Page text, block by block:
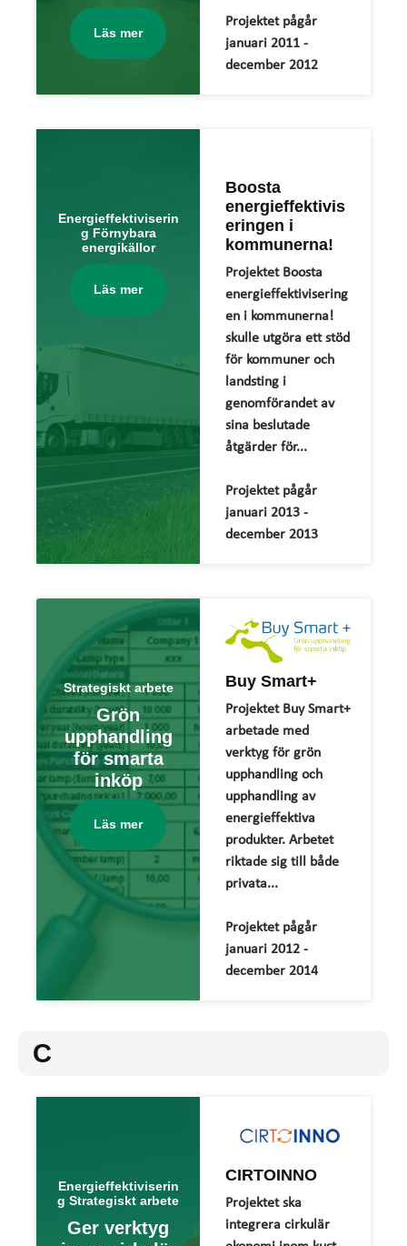
Läs mer
Projektet pågår
januari 2011 -
december 2012
Energieffektiviserin
g Förnybara
energikällor
Läs mer
Boosta
energieffektivis
eringen i
kommunerna!
Projektet Boosta
energieffektivisering
en i kommunerna!
skulle utgöra ett stöd
för kommuner och
landsting i
genomförandet av
sina beslutade
åtgärder för...
Projektet pågår
januari 2013 -
december 2013
Strategiskt arbete
Grön
upphandling
för smarta
inköp
Läs mer
Buy Smart+
Projektet Buy Smart+
arbetade med
verktyg för grön
upphandling och
upphandling av
energieffektiva
produkter. Arbetet
riktade sig till både
privata...
Projektet pågår
januari 2012 -
december 2014
C
Energieffektiviserin
g Strategiskt arbete
Ger verktyg
CIRTOINNO
Projektet ska
integrera cirkulär